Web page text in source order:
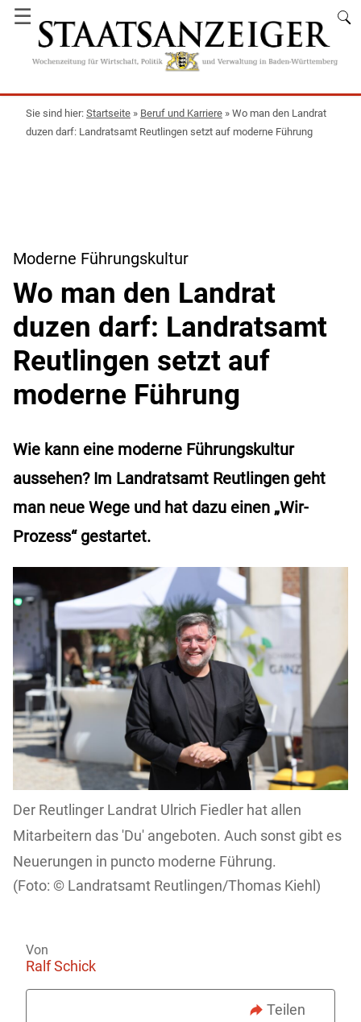
☰
Startseite » Beruf und Karriere » Wo man den Landrat
duzen darf: Landratsamt Reutlingen setzt auf moderne Führung
Moderne Führungskultur
Wo man den Landrat
duzen darf: Landratsamt
Reutlingen setzt auf
moderne Führung
Wie kann eine moderne Führungskultur
aussehen? Im Landratsamt Reutlingen geht
man neue Wege und hat dazu einen „Wir-
Prozess“ gestartet.
Der Reutlinger Landrat Ulrich Fiedler hat allen
Mitarbeitern das 'Du' angeboten. Auch sonst gibt es
Neuerungen in puncto moderne Führung.
Landratsamt Reutlingen/Thomas Kiehl)
Von
Ralf Schick
Teilen